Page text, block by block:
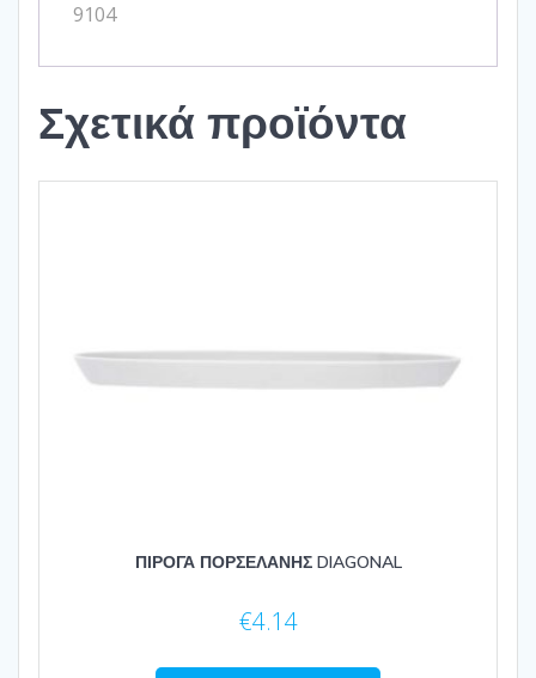
9104
Σχετικά προϊόντα
ΠΙΡΟΓΑ ΠΟΡΣΕΛΑΝΗΣ DIAGONAL
€4.14